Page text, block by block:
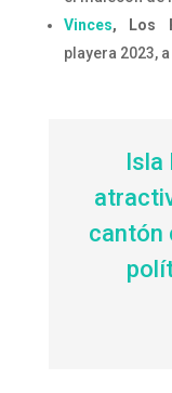
Vinces, Los
playera 2023,
Isla
cantón